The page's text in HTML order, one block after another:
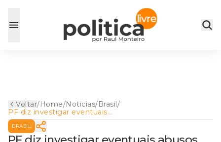
Voltar/Home/Noticias/Brasil/
PF diz investigar eventuais
abusos em abordagem a
deputado em voo
BRASIL